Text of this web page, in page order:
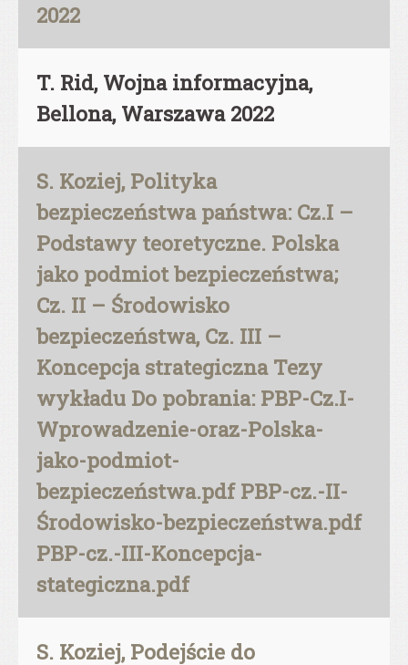
2022
T. Rid, Wojna informacyjna,
Bellona, Warszawa 2022
S. Koziej, Polityka
bezpieczeństwa państwa: Cz.I –
Podstawy teoretyczne. Polska
jako podmiot bezpieczeństwa;
Cz. II – Środowisko
bezpieczeństwa, Cz. III –
Koncepcja strategiczna Tezy
wykładu Do pobrania: PBP-Cz.I-
Wprowadzenie-oraz-Polska-
jako-podmiot-
bezpieczeństwa.pdf PBP-cz.-II-
Środowisko-bezpieczeństwa.pdf
PBP-cz.-III-Koncepcja-
stategiczna.pdf
S. Koziej, Podejście do